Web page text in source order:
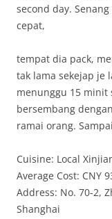
second day.
cepat,
tempat dia pack,
tak lama sekejap je
menunggu 15 minit
bersembang
ramai orang.
Cuisine: Local
Average Cost: CNY
Address: No. 70-2,
Shanghai